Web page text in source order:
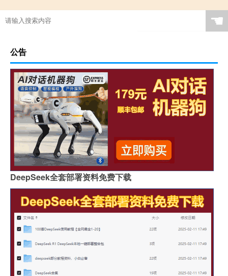
☚
公告
DeepSeek全套部署资料免费下载